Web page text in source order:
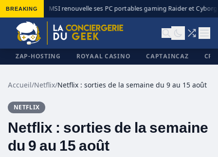
BREAKING MSI renouvelle ses PC portables gaming Raider et Cyborg
ZAP-HOSTING ROYAAL CASINO CAPTAINCAZ
Accueil/Netflix/Netflix : sorties de la semaine du 9 au 15 août
NETFLIX
Netflix : sorties de la semaine
du 9 au 15 août